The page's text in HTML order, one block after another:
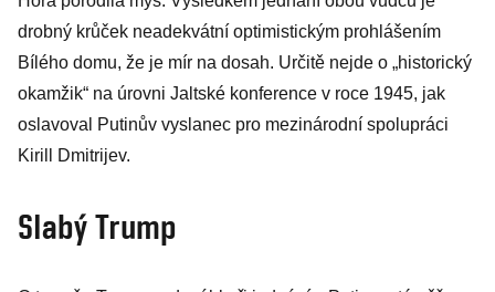
drobný krůček neadekvátní optimistickým prohlášením
Bílého domu, že je mír na dosah. Určitě nejde o „historický
okamžik“ na úrovni Jaltské konference v roce 1945, jak
oslavoval Putinův vyslanec pro mezinárodní spolupráci
Kirill Dmitrijev.
Slabý Trump